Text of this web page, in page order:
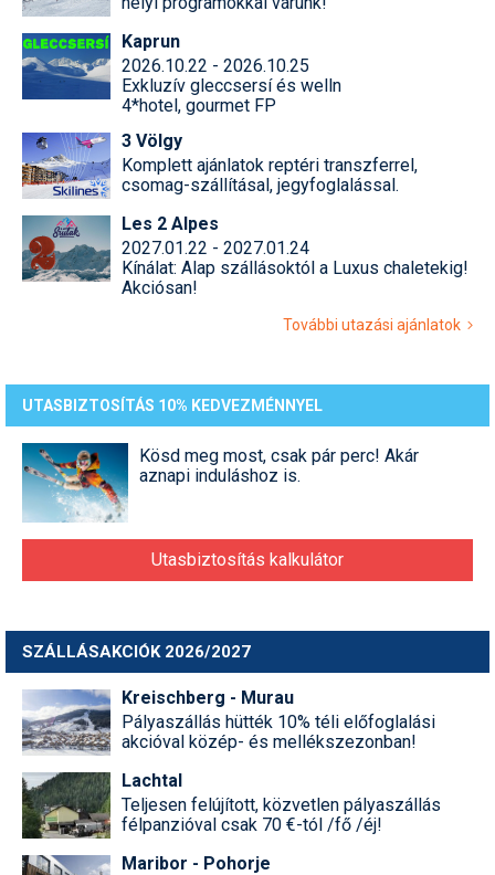
Kaprun
2026.10.22 - 2026.10.25
Exkluzív gleccsersí és welln
4*hotel, gourmet FP
3 Völgy
Komplett ajánlatok reptéri transzferrel,
csomag-szállításal, jegyfoglalással.
Les 2 Alpes
2027.01.22 - 2027.01.24
Kínálat: Alap szállásoktól a Luxus chaletekig!
Akciósan!
További utazási ajánlatok
UTASBIZTOSÍTÁS 10% KEDVEZMÉNNYEL
Kösd meg most, csak pár perc! Akár
aznapi induláshoz is.
Utasbiztosítás kalkulátor
SZÁLLÁSAKCIÓK 2026/2027
Kreischberg - Murau
Pályaszállás hütték 10% téli előfoglalási
akcióval közép- és mellékszezonban!
Lachtal
Teljesen felújított, közvetlen pályaszállás
félpanzióval csak 70 €-tól /fő /éj!
Maribor - Pohorje